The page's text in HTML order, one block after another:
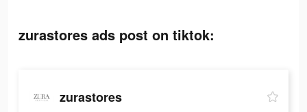
zurastores ads post on tiktok:
zurastores